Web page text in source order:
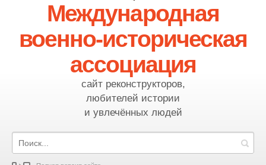
Международная
военно-историческая
ассоциация
сайт реконструкторов,
любителей истории
и увлечённых людей